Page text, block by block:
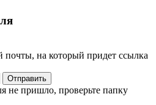
почты, на который придет ссылка
Отправить
не пришло, проверьте папку